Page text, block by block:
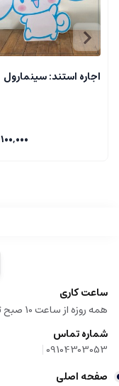
اجاره استند: سینمارول
100,000
ساعت کاری
همه روزه از ساعت 10 صبح تا 7 عصر
شماره تماس
09104303053
|
صفحه اصلی